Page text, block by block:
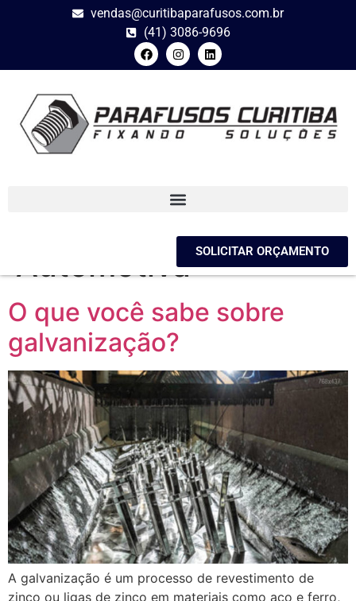
vendas@curitibaparafusos.com.br
(41) 3086-9696
SOLICITAR ORÇAMENTO
Categoria:Linha
Automotiva
O que você sabe sobre
galvanização?
A galvanização é um processo de revestimento de
zinco ou ligas de zinco em materiais como aço e ferro,